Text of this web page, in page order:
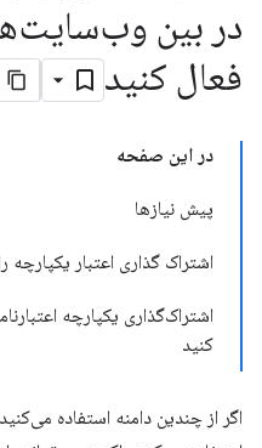
فعال کنید
در این صفحه
پیش نیازها
اشتراک گذاری اعتبار
اشتراک‌گذاری یکپارچه
کنید
اگر از چندین دامنه استفاده